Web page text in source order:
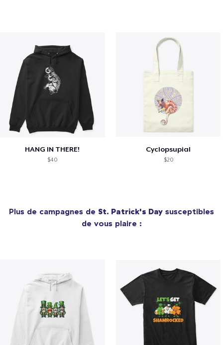
HANG IN THERE!
$40
Cyclopsupial
$20
Plus de campagnes de St. Patrick's Day susceptibles
de vous plaire :